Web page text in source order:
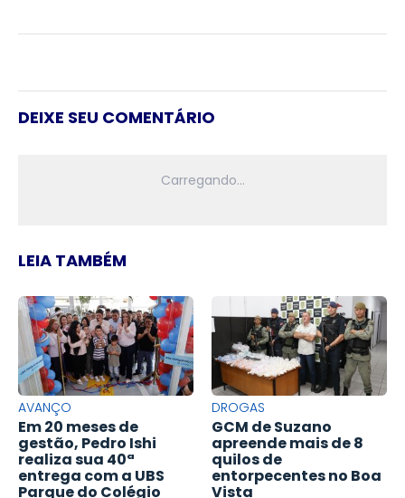
DEIXE SEU COMENTÁRIO
LEIA TAMBÉM
AVANÇO
Em 20 meses de
gestão, Pedro Ishi
realiza sua 40ª
entrega com a UBS
Parque do Colégio
DROGAS
GCM de Suzano
apreende mais de 8
quilos de
entorpecentes no Boa
Vista